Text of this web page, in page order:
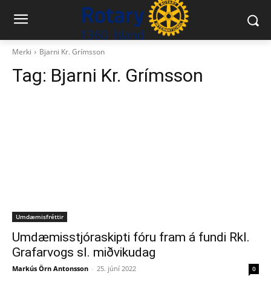
Merki Bjarni Kr. Grímsson
Tag: Bjarni Kr. Grímsson
Umdæmisfréttir
Umdæmisstjóraskipti fóru fram á fundi Rkl.
Grafarvogs sl. miðvikudag
Markús Örn Antonsson - 25. júní 2022 0